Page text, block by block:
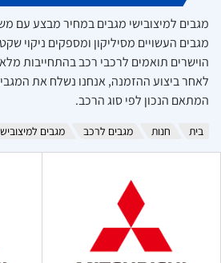
מגבים למיצובישי מגבים במחיר מבצע עם
מגבים העשויים מסיליקון ומספקים ניקוי
הוישרים תואמים לרכבי רכב בהתחייבות
לאחר ביצוע ההזמנה, אנחנו נשלח את
המתאם הנכון לפי סוג הרכב.
בית חנות מגבים לרכב מגבים